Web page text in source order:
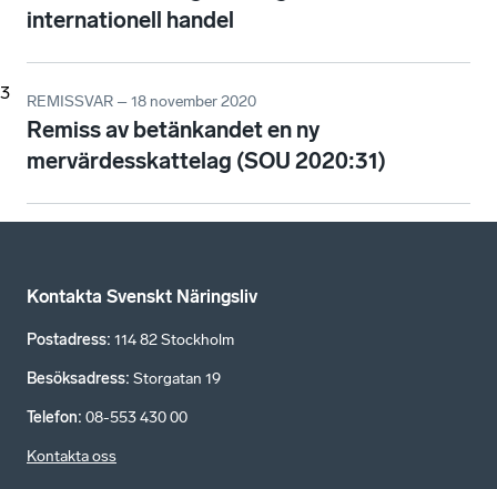
3
internationell handel
REMISSVAR – 18 november 2020
Remiss av betänkandet en ny
mervärdesskattelag (SOU 2020:31)
Kontakta Svenskt Näringsliv
Postadress: 114 82 Stockholm
Besöksadress: Storgatan 19
Telefon: 08-553 430 00
Kontakta oss